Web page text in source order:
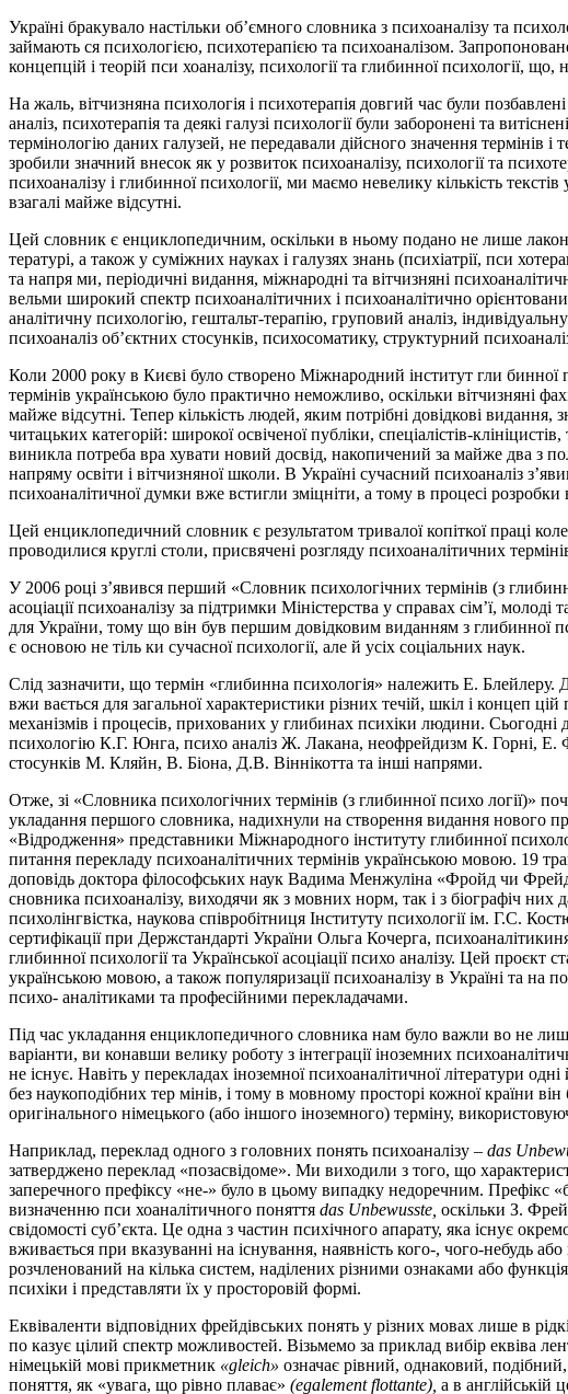
Україні бракувало настільки об’ємного словника з психоаналізу та
займають­ ся психологією, психотерапією та психоаналізом.
концепцій і теорій пси­ хоаналізу, психології та глибинної психології,
На жаль, вітчизняна психологія і психотерапія довгий час були
аналіз, психотерапія та деякі галузі психології були заборонені та
термінологію даних галузей, не передавали дійсного значення термінів і
зробили значний внесок як у розвиток психоаналізу, психології та
психоаналізу і глибинної психології, ми маємо невелику кількість
взагалі майже відсутні.
Цей словник є енциклопедичним, оскільки в ньому подано не лише
тературі, а також у суміжних науках і галузях знань (психіатрії, пси­
та напря­ ми, періодичні видання, міжнародні та вітчизняні
вельми широкий спектр психоаналітичних і психоаналітично
аналітичну психологію, гештальт-терапію, груповий аналіз,
психоаналіз об’єктних стосунків, психосоматику, структурний
Коли 2000 року в Києві було створено Міжнародний інститут гли­ бинної
термінів українською було практично неможливо, оскільки вітчизняні
майже відсутні. Тепер кількість людей, яким потрібні довідкові
читацьких категорій: широкої освіченої публіки, спеціалістів-
виникла потреба вра­ хувати новий досвід, накопичений за майже два з
напряму освіти і вітчизняної школи. В Україні сучасний психоаналіз
психоаналітичної думки вже встигли зміцніти, а тому в процесі
Цей енциклопедичний словник є результатом тривалої копіткої праці
проводилися круглі столи, присвячені розгляду психоаналітичних
У 2006 році з’явився перший «Словник психологічних термінів (з
асоціації психоаналізу за підтримки Міністерства у справах сім’ї,
для України, тому що він був першим довідковим виданням з глибинної
є основою не тіль­ ки сучасної психології, але й усіх соціальних наук.
Слід зазначити, що термін «глибинна психологія» належить Е.
вжи­ вається для загальної характеристики різних течій, шкіл і концеп­
механізмів і процесів, прихованих у глибинах психіки людини.
психологію К.Г. Юнга, психо­ аналіз Ж. Лакана, неофрейдизм К. Горні, Е.
стосунків М. Кляйн, В. Біона, Д.В. Віннікотта та інші напрями.
Отже, зі «Словника психологічних термінів (з глибинної психо­ логії)»
укладання першого словника, надихнули на створення видання нового
«Відродження» представники Міжнародного інституту глибинної
питання перекладу психоаналітичних термінів українською мовою. 19
доповідь доктора філософських наук Вадима Менжуліна «Фройд чи
сновника психоаналізу, виходячи як з мовних норм, так і з біографіч­
психолінгвістка, наукова співробітниця Інституту психології ім. Г.С.
сертифікації при Держстандарті України Ольга Кочерга,
глибинної психології та Української асоціації психо­ аналізу. Цей
українською мовою, а також популяризації психоаналізу в Україні та
психо- аналітиками та професійними перекладачами.
Під час укладання енциклопедичного словника нам було важли­ во не
варіанти, ви­ конавши велику роботу з інтеграції іноземних
не існує. Навіть у перекладах іноземної психоаналітичної літератури
без наукоподібних тер­ мінів, і тому в мовному просторі кожної країни
оригінального німецького (або іншого іноземного) терміну,
Наприклад, переклад одного з головних понять психоаналізу – das
затверджено переклад «позасвідоме». Ми виходили з того, що
заперечного префіксу «не-» було в цьому випадку недоречним. Префікс
визначенню пси­ хоаналітичного поняття das Unbewusste оскільки З.
свідомості суб’єкта. Це одна з частин психічного апарату, яка існує
вживається при вказуванні на існування, наявність кого-, чого-небудь
розчленований на кілька систем, наділених різними ознаками або
психіки і представляти їх у просторовій формі.
Еквіваленти відповідних фрейдівських понять у різних мовах лише в
по­ казує цілий спектр можливостей. Візьмемо за приклад вибір еквіва­
німецькій мові прикметник «gleich» означає рівний, однаковий, подібний,
поняття, як «увага, що рівно плаває» (egalement flottante), а в англійській